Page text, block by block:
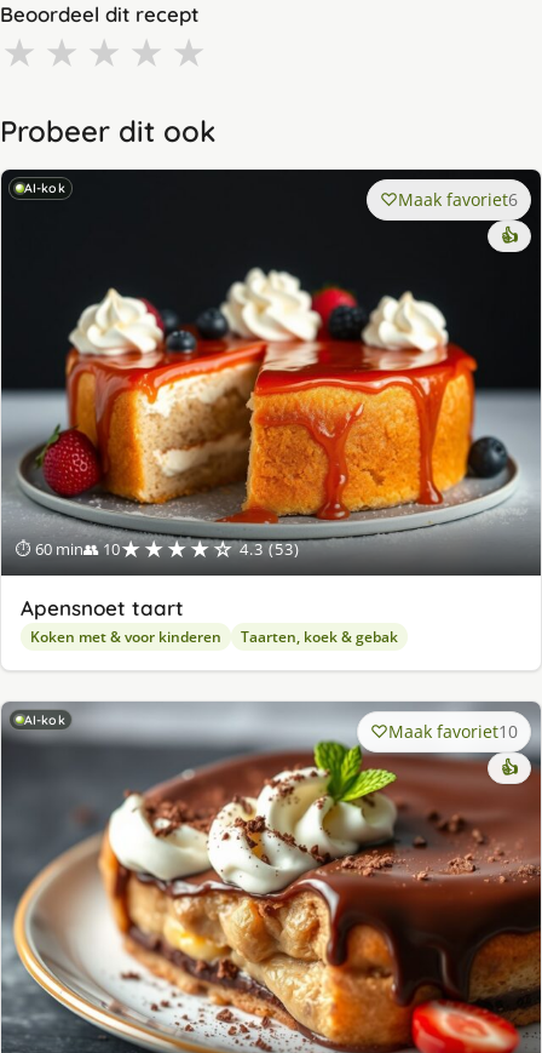
Beoordeel dit recept
★ ★ ★ ★ ★
Probeer dit ook
AI-kok
⏱ 60 min👥 10★★★★☆ 4.3 (53)
Maak favoriet6
👍
Apensnoet taart
Koken met & voor kinderen Taarten, koek & gebak
AI-kok Maak favoriet10
👍